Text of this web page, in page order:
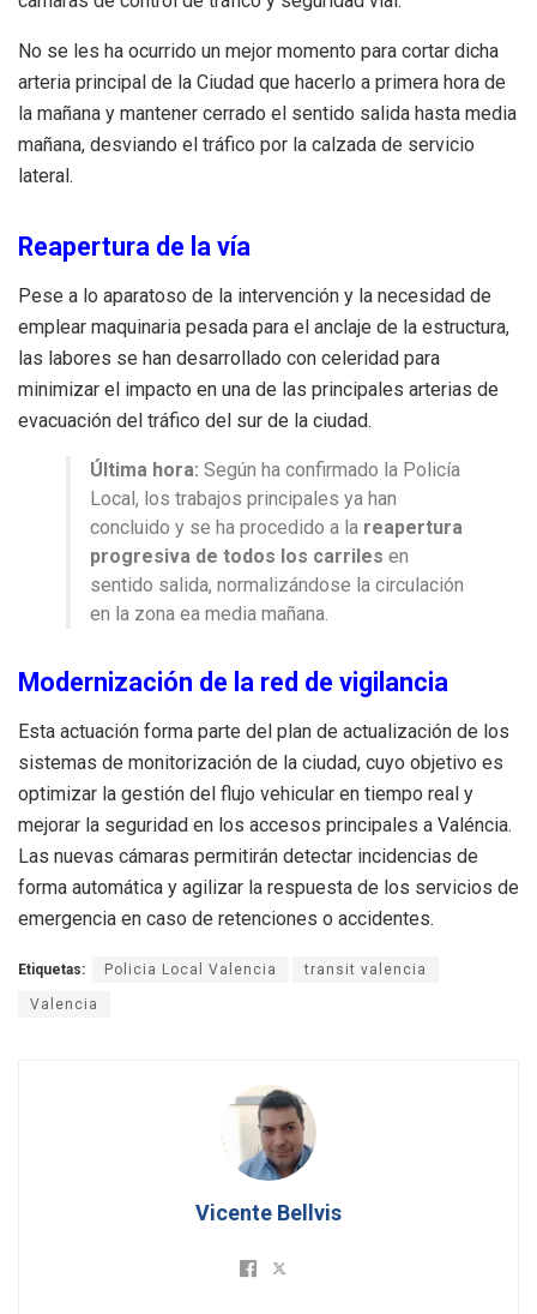
No se les ha ocurrido un mejor momento para cortar dicha
arteria principal de la Ciudad que hacerlo a primera hora de
la mañana y mantener cerrado el sentido salida hasta media
mañana, desviando el tráfico por la calzada de servicio
lateral.
Reapertura de la vía
Pese a lo aparatoso de la intervención y la necesidad de
emplear maquinaria pesada para el anclaje de la estructura,
las labores se han desarrollado con celeridad para
minimizar el impacto en una de las principales arterias de
evacuación del tráfico del sur de la ciudad.
Última hora: Según ha confirmado la Policía
Local, los trabajos principales ya han
concluido y se ha procedido a la reapertura
progresiva de todos los carriles en
sentido salida, normalizándose la circulación
en la zona ea media mañana.
Modernización de la red de vigilancia
Esta actuación forma parte del plan de actualización de los
sistemas de monitorización de la ciudad, cuyo objetivo es
optimizar la gestión del flujo vehicular en tiempo real y
mejorar la seguridad en los accesos principales a Valéncia.
Las nuevas cámaras permitirán detectar incidencias de
forma automática y agilizar la respuesta de los servicios de
emergencia en caso de retenciones o accidentes.
Etiquetas: Policia Local Valencia transit valencia
Valencia
Vicente Bellvis